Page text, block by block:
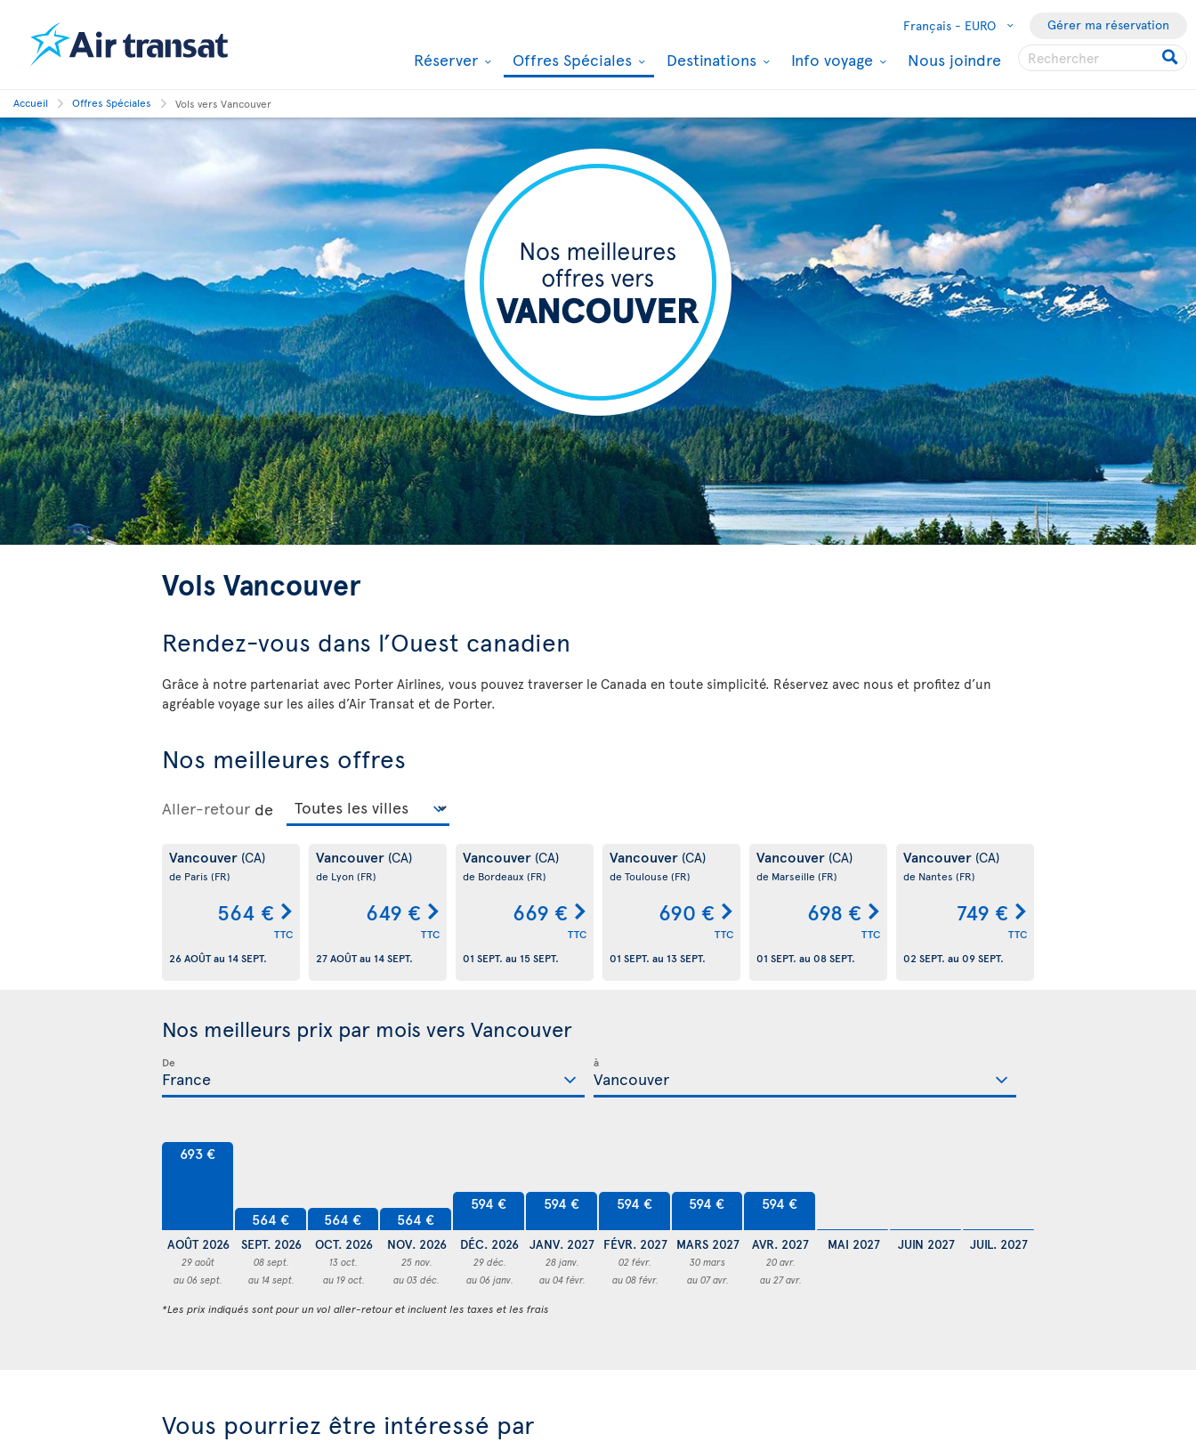
Français - EURO Gérer ma réservation
Réserver Offres Spéciales Destinations Info voyage Nous joindre
Accueil Offres Spéciales Vols vers Vancouver
Vols Vancouver
Rendez-vous dans l’Ouest canadien
Grâce à notre partenariat avec Porter Airlines, vous pouvez traverser le Canada en toute simplicité. Réservez avec nous et profitez d’un
agréable voyage sur les ailes d’Air Transat et de Porter.
Nos meilleures offres
Aller-retour de
Vancouver (CA)
de Paris (FR)
564 €
TTC
26 AOÛTau 14 SEPT.
Vancouver (CA)
de Lyon (FR)
649 €
TTC
27 AOÛTau 14 SEPT.
Vancouver (CA)
de Bordeaux (FR)
669 €
TTC
01 SEPT. au 15 SEPT.
Vancouver (CA)
de Toulouse (FR)
690 €
TTC
01 SEPT. au 13 SEPT.
Vancouver (CA)
de Marseille (FR)
698 €
TTC
01 SEPT. au 08 SEPT.
Vancouver (CA)
de Nantes (FR)
749 €
TTC
02 SEPT. au 09 SEPT.
Nos meilleurs prix par mois vers Vancouver
De à
693 €
AOÛT 2026
29 août
au 06 sept.
564 €
SEPT. 2026
08 sept.
au 14 sept.
564 €
OCT. 2026
13 oct.
au 19 oct.
564 €
NOV. 2026
25 nov.
au 03 déc.
594 €
DÉC. 2026
29 déc.
au 06 janv.
594 €
JANV. 2027
28 janv.
au 04 févr.
594 €
FÉVR. 2027
02 févr.
au 08 févr.
594 €
MARS 2027
30 mars
au 07 avr.
594 €
AVR. 2027
20 avr.
au 27 avr.
MAI 2027 JUIN 2027 JUIL. 2027
*Les prix indiqués sont pour un vol aller-retour et incluent les taxes et les frais
Vous pourriez être intéressé par